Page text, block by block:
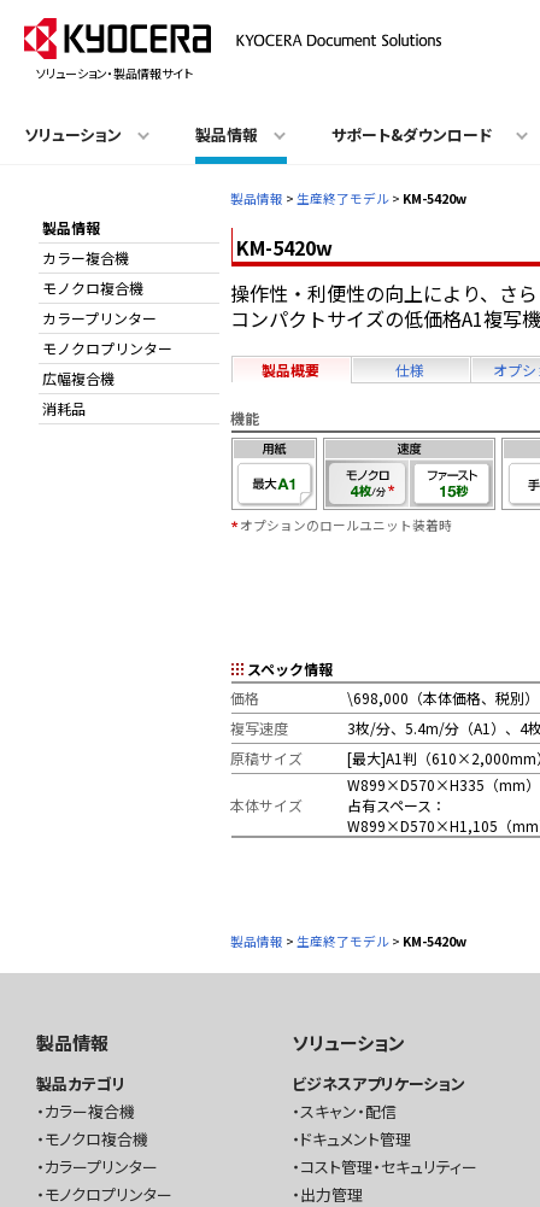
ソリューション・製品情報サイト
ソリューション 製品情報 サポート&ダウンロード
製品情報
カラー複合機
モノクロ複合機
カラープリンター
モノクロプリンター
広幅複合機
消耗品
製品情報 > 生産終了モデル > KM-5420w
KM-5420w
操作性・利便性の向上により、さ
コンパクトサイズの低価格A1複写
製品概要 仕様 オプ
機能
オプションのロールユニット装着時
スペック情報
価格
\698,000（本体価格、税別）
複写速度
3枚/分、5.4m/分（A1）、4
原稿サイズ
[最大]A1判（610×2,000mm
本体サイズ
W899×D570×H335（mm）
占有スペース：
W899×D570×H1,105（
製品情報 > 生産終了モデル > KM-5420w
製品情報
製品カテゴリ
カラー複合機
モノクロ複合機
カラープリンター
モノクロプリンター
ソリューション
ビジネスアプリケーション
スキャン・配信
ドキュメント管理
コスト管理・セキュリティー
出力管理